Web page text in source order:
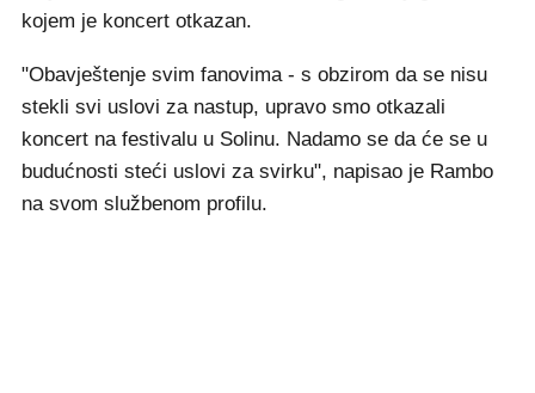
kojem je koncert otkazan.
"Obavještenje svim fanovima - s obzirom da se nisu
stekli svi uslovi za nastup, upravo smo otkazali
koncert na festivalu u Solinu. Nadamo se da će se u
budućnosti steći uslovi za svirku", napisao je Rambo
na svom službenom profilu.